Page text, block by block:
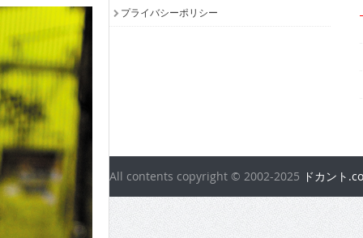
プライバシーポリシー
All contents copyright © 2002-2025 ドカント